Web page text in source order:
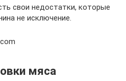
свои недостатки, которые
не исключение.
мяса